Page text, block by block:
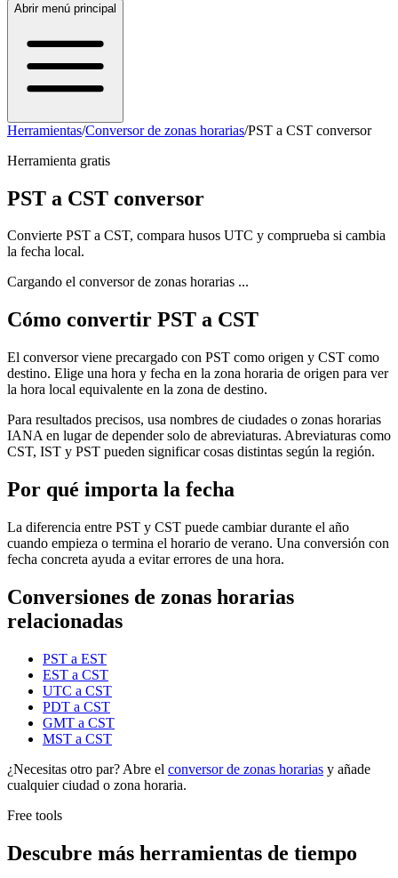
Abrir menú principal
Herramientas/Conversor de zonas horarias/PST a CST conversor
Herramienta gratis
PST a CST conversor
Convierte PST a CST, compara husos UTC y comprueba si cambia
la fecha local.
Cargando el conversor de zonas horarias ...
Cómo convertir PST a CST
El conversor viene precargado con PST como origen y CST como
destino. Elige una hora y fecha en la zona horaria de origen para ver
la hora local equivalente en la zona de destino.
Para resultados precisos, usa nombres de ciudades o zonas horarias
IANA en lugar de depender solo de abreviaturas. Abreviaturas como
CST, IST y PST pueden significar cosas distintas según la región.
Por qué importa la fecha
La diferencia entre PST y CST puede cambiar durante el año
cuando empieza o termina el horario de verano. Una conversión con
fecha concreta ayuda a evitar errores de una hora.
Conversiones de zonas horarias
relacionadas
PST a EST
EST a CST
UTC a CST
PDT a CST
GMT a CST
MST a CST
¿Necesitas otro par? Abre el conversor de zonas horarias y añade
cualquier ciudad o zona horaria.
Free tools
Descubre más herramientas de tiempo